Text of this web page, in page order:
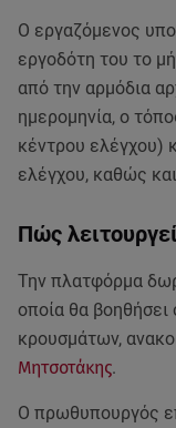
Ο εργαζόμενος
εργοδότη του το
από την αρμόδια
ημερομηνία, ο
κέντρου ελέγχου)
ελέγχου, καθώς
Πώς
Την πλατφόρμα
οποία θα
κρουσμάτων,
Μητσοτάκης.
Ο πρωθυπουργός